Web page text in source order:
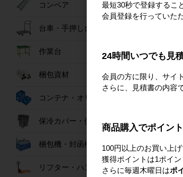
【隔
扇
コンベア
台車・手押し台車
作業台
梱包資材
コンテナ・オリコン
保冷カバー・保冷ボックス
梱包機・封函機
リフター・ハンドパレット
最短30秒で登録するこ
会員登録を行っていた
24時間いつでも見
会員の方に限り、サイ
さらに、見積書の内容
商品購入でポイン
100円以上のお買い上
獲得ポイントは1ポイ
さらに毎週木曜日はポ